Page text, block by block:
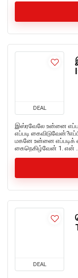
DEAL
இஸ்ரவேலே உன்னை
எப்படி
மகனே உன்னை எப்படிக்
கைநெகிழ்வேன் 1. என்
DEAL